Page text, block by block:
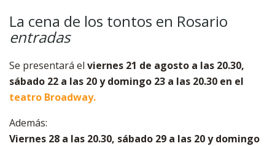
La cena de los tontos en Rosario
entradas
Se presentará el viernes 21 de agosto a las 20.30,
sábado 22 a las 20 y domingo 23 a las 20.30 en el
teatro Broadway.
Además:
Viernes 28 a las 20.30, sábado 29 a las 20 y domingo